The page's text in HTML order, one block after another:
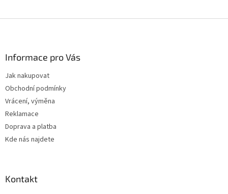
Informace pro Vás
Jak nakupovat
Obchodní podmínky
Vrácení, výměna
Reklamace
Doprava a platba
Kde nás najdete
Kontakt